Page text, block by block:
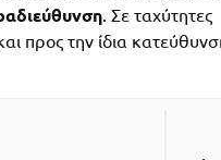
. Σε ταχύτητες
προς την ίδια